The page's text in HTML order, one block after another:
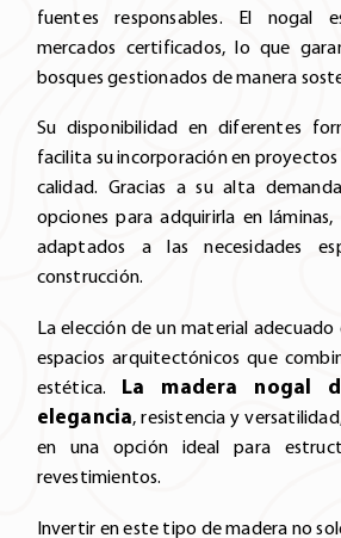
fuentes responsables. El nogal
mercados certificados, lo que
bosques gestionados de manera
Su disponibilidad en diferentes
facilita su incorporación en
calidad. Gracias a su alta
opciones para adquirirla en
adaptados a las necesidades
construcción.
La elección de un material adecuado
espacios arquitectónicos que
estética. La madera nogal
elegancia, resistencia y
en una opción ideal para
revestimientos.
Invertir en este tipo de madera no